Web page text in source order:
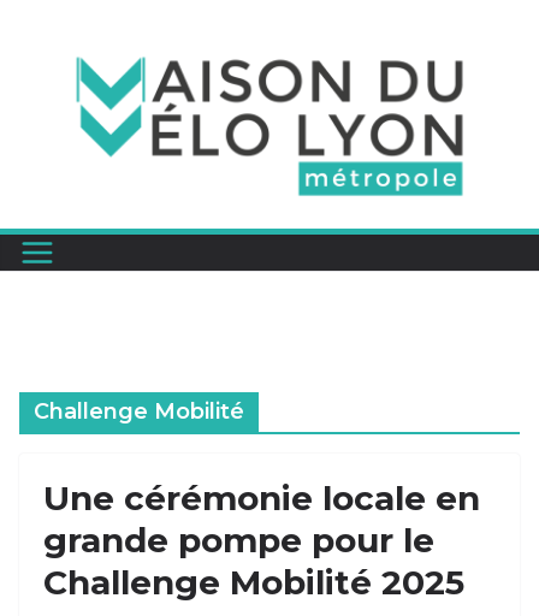
Challenge Mobilité
Une cérémonie locale en
grande pompe pour le
Challenge Mobilité 2025